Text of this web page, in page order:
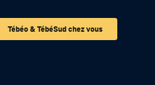
Tébéo & TébéSud chez vous